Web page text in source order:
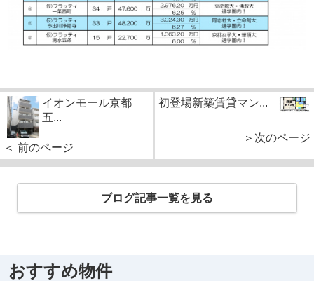
イオンモール京都
五...
＜ 前のページ
初登場新築賃貸マン...
＞次のページ
ブログ記事一覧を見る
おすすめ物件